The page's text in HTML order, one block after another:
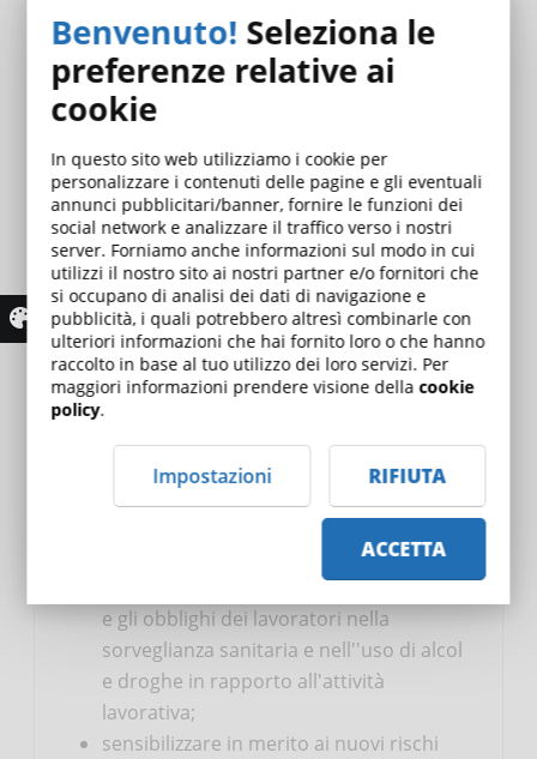
analizzare le convinzioni e i
comportamenti che mettono a rischio i
lavoratori sul lavoro;
ampliare la capacità di individuare la
sequenza di cause che possono
provocare infortuni, incidenti e o
mancati incidenti;
comprendere la rete di relazioni che
consente al lavoratore di rispettare i
propri obblighi;
valorizzare il lavoratore come
collaboratore di sicurezza, capace di
organizzazione della sicurezza;
fornire strumenti comunicativi utili a
trasformare un evento critico in
un'opportunità di apprendimento;
chiarire il ruolo del medico competente
e gli obblighi dei lavoratori nella
sorveglianza sanitaria e nell''uso di alcol
e droghe in rapporto all'attività
lavorativa;
sensibilizzare in merito ai nuovi rischi
Benvenuto! Seleziona le
preferenze relative ai
cookie
In questo sito web utilizziamo i cookie per
personalizzare i contenuti delle pagine e gli eventuali
annunci pubblicitari/banner, fornire le funzioni dei
social network e analizzare il traffico verso i nostri
server. Forniamo anche informazioni sul modo in cui
utilizzi il nostro sito ai nostri partner e/o fornitori che
si occupano di analisi dei dati di navigazione e
pubblicità, i quali potrebbero altresì combinarle con
ulteriori informazioni che hai fornito loro o che hanno
raccolto in base al tuo utilizzo dei loro servizi. Per
maggiori informazioni prendere visione dellacookie
policy.
Impostazioni RIFIUTA
ACCETTA